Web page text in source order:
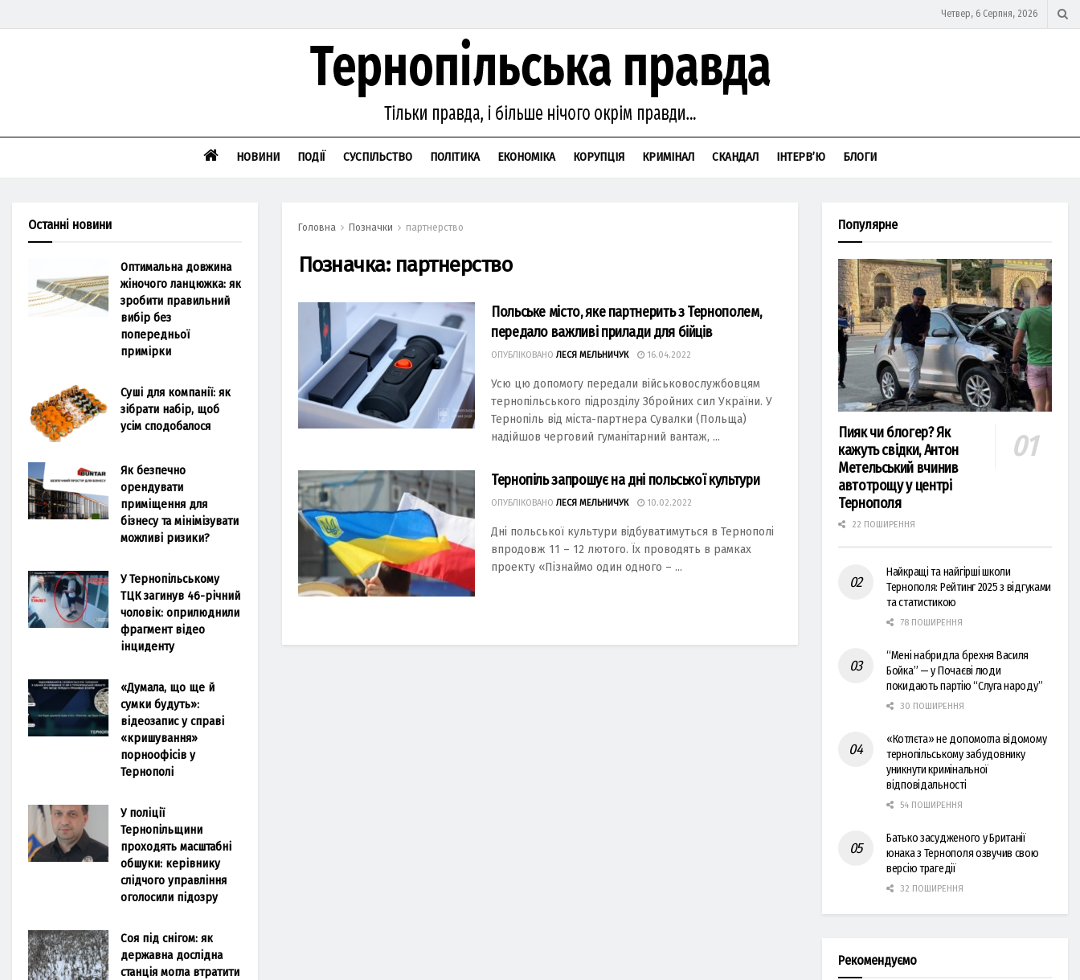
Четвер, 6 Серпня, 2026
НОВИНИ ПОДІЇ СУСПІЛЬСТВО ПОЛІТИКА ЕКОНОМІКА КОРУПЦІЯ КРИМІНАЛ СКАНДАЛ ІНТЕРВ’Ю БЛОГИ
Головна Позначки партнерство
Позначка: партнерство
Польське місто, яке партнерить з Тернополем,
передало важливі прилади для бійців
ОПУБЛІКОВАНО ЛЕСЯ МЕЛЬНИЧУК 16.04.2022
Усю цю допомогу передали військовослужбовцям
тернопільського підрозділу Збройних сил України. У
Тернопіль від міста-партнера Сувалки (Польща)
надійшов черговий гуманітарний вантаж, ...
Тернопіль запрошує на дні польської культури
ОПУБЛІКОВАНО ЛЕСЯ МЕЛЬНИЧУК 10.02.2022
Дні польської культури відбуватимуться в Тернополі
впродовж 11 – 12 лютого. Їх проводять в рамках
проекту «Пізнаймо один одного – ...
Останні новини
Оптимальна довжина
жіночого ланцюжка: як
зробити правильний
вибір без
попередньої
примірки
Суші для компанії: як
зібрати набір, щоб
усім сподобалося
Як безпечно
орендувати
приміщення для
бізнесу та мінімізувати
можливі ризики?
У Тернопільському
ТЦК загинув 46-річний
чоловік: оприлюднили
фрагмент відео
інциденту
«Думала, що ще й
сумки будуть»:
відеозапис у справі
«кришування»
порноофісів у
Тернополі
У поліції
Тернопільщини
проходять масштабні
обшуки: керівнику
слідчого управління
оголосили підозру
Соя під снігом: як
державна дослідна
станція могла втратити
Популярне
Пияк чи блогер? Як
кажуть свідки, Антон
Метельський вчинив
автотрощу у центрі
Тернополя
22 ПОШИРЕННЯ
Найкращі та найгірші школи
Тернополя: Рейтинг 2025 з відгуками
та статистикою
78 ПОШИРЕННЯ
“Мені набридла брехня Василя
Бойка” — у Почаєві люди
покидають партію “Слуга народу”
30 ПОШИРЕННЯ
«Котлєта» не допомогла відомому
тернопільському забудовнику
уникнути кримінальної
відповідальності
54 ПОШИРЕННЯ
Батько засудженого у Британії
юнака з Тернополя озвучив свою
версію трагедії
32 ПОШИРЕННЯ
Рекомендуємо